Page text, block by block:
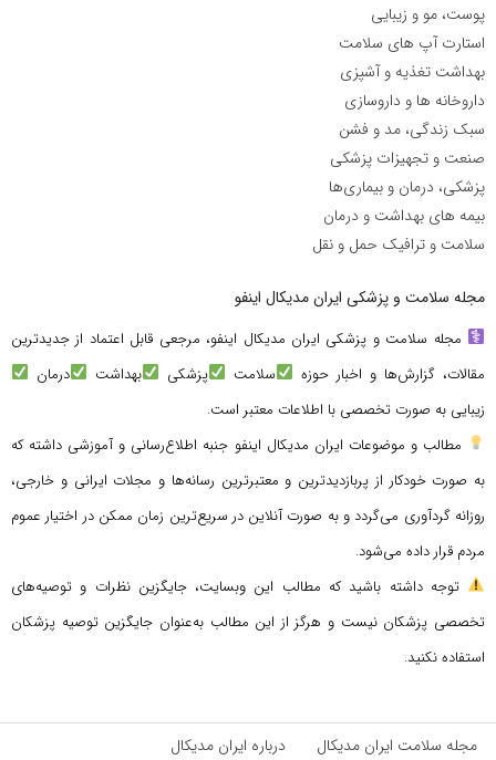
پوست، مو و زیبایی
استارت آپ های سلامت
بهداشت تغذیه و آشپزی
داروخانه ها و داروسازی
سبک زندگی، مد و فشن
صنعت و تجهیزات پزشکی
پزشکی، درمان و بیماری‌ها
بیمه های بهداشت و درمان
سلامت و ترافیک حمل و نقل
مجله سلامت و پزشکی ایران مدیکال اینفو
مجله سلامت و پزشکی ایران مدیکال اینفو، مرجعی قابل اعتماد از جدیدترین
مقالات، گزارش‌ها و اخبار حوزه
سلامت پزشکی بهداشت
درمان
زیبایی به صورت تخصصی با اطلاعات معتبر است.
مطالب و موضوعات ایران مدیکال اینفو جنبه اطلاع‌رسانی و آموزشی داشته که
به صورت خودکار از پربازدیدترین و معتبرترین رسانه‌ها و مجلات ایرانی و خارجی،
روزانه گردآوری می‌گردد و به صورت آنلاین در سریع‌ترین زمان ممکن در اختیار عموم
مردم قرار داده می‌شود.
توجه داشته باشید که مطالب این وبسایت، جایگزین نظرات و توصیه‌های
تخصصی پزشکان نیست و هرگز از این مطالب به‌عنوان جایگزین توصیه پزشکان
استفاده نکنید.
مجله سلامت ایران مدیکال
درباره ایران مدیکال